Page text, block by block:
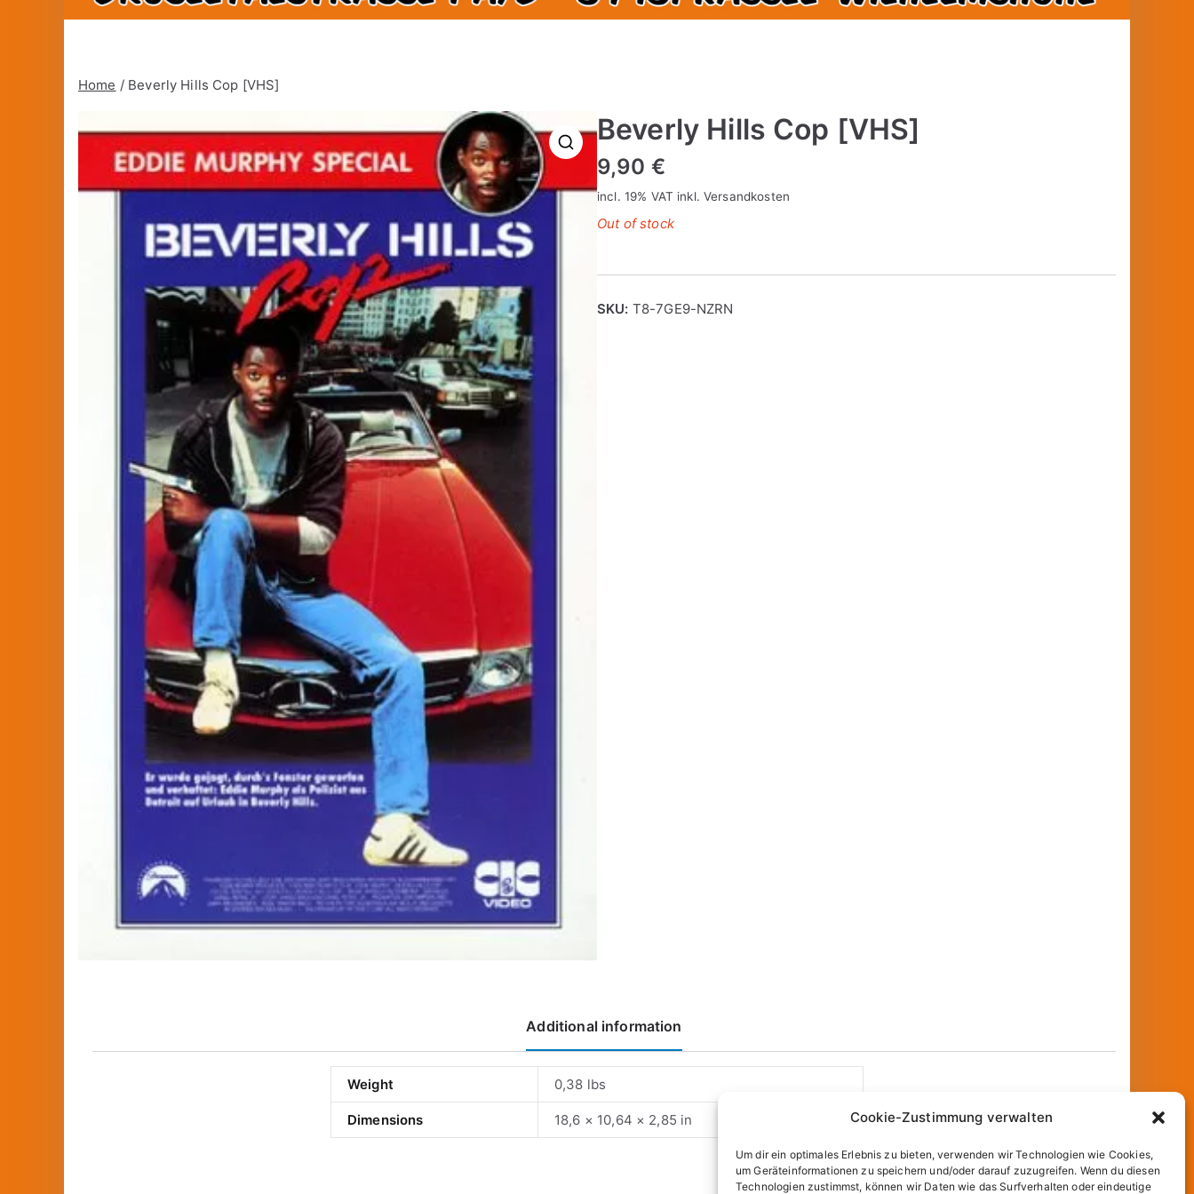
Cookie-Zustimmung verwalten
Um dir ein optimales Erlebnis zu bieten, verwenden wir Technologien wie Cookies,
um Geräteinformationen zu speichern und/oder darauf zuzugreifen. Wenn du diesen
Technologien zustimmst, können wir Daten wie das Surfverhalten oder eindeutige
Home / Beverly Hills Cop [VHS]
Beverly Hills Cop [VHS]
9,90 €
incl. 19% VAT inkl.Versandkosten
Out of stock
SKU: T8-7GE9-NZRN
Additional information
Weight 0,38 lbs
Dimensions 18,6 × 10,64 × 2,85 in